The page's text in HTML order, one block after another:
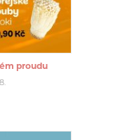
proudu